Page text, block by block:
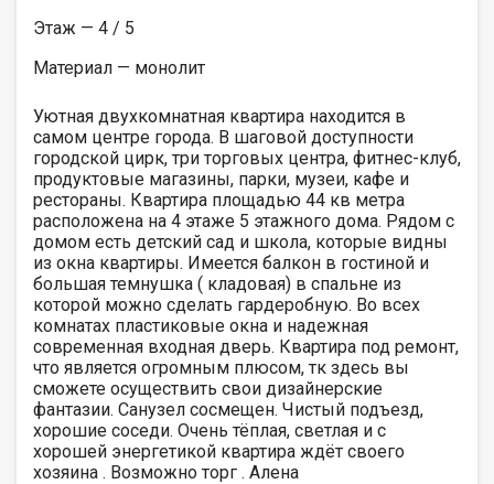
Этаж — 4 / 5
Материал — монолит
Уютная двухкомнатная квартира находится в
самом центре города. В шаговой доступности
городской цирк, три торговых центра, фитнес-клуб,
продуктовые магазины, парки, музеи, кафе и
рестораны. Квартира площадью 44 кв метра
расположена на 4 этаже 5 этажного дома. Рядом с
домом есть детский сад и школа, которые видны
из окна квартиры. Имеется балкон в гостиной и
большая темнушка ( кладовая) в спальне из
которой можно сделать гардеробную. Во всех
комнатах пластиковые окна и надежная
современная входная дверь. Квартира под ремонт,
что является огромным плюсом, тк здесь вы
сможете осуществить свои дизайнерские
фантазии. Санузел сосмещен. Чистый подъезд,
хорошие соседи. Очень тёплая, светлая и с
хорошей энергетикой квартира ждёт своего
хозяина . Возможно торг . Алена